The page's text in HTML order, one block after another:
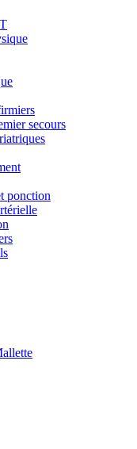
secours
ponction